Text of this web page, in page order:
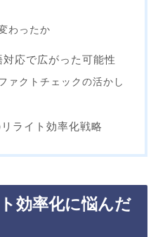
わったか
応で広がった可能性
ァクトチェックの活かし
ライト効率化戦略
効率化に悩んだ